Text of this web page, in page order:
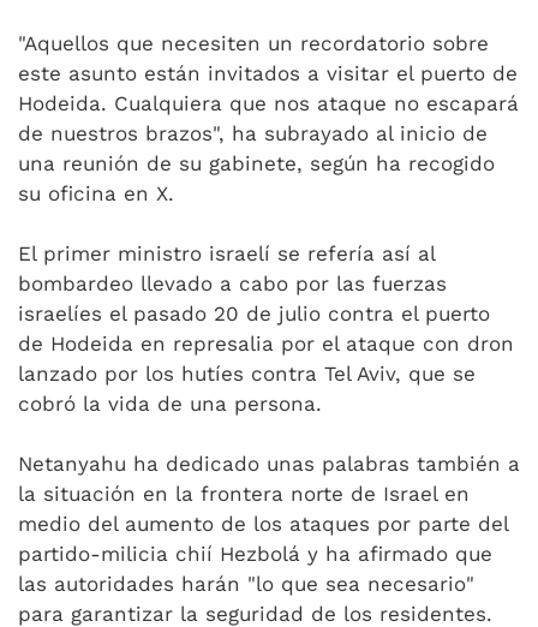
"Aquellos que necesiten un recordatorio sobre
este asunto están invitados a visitar el puerto de
Hodeida. Cualquiera que nos ataque no escapará
de nuestros brazos", ha subrayado al inicio de
una reunión de su gabinete, según ha recogido
su oficina en X.
El primer ministro israelí se refería así al
bombardeo llevado a cabo por las fuerzas
israelíes el pasado 20 de julio contra el puerto
de Hodeida en represalia por el ataque con dron
lanzado por los hutíes contra Tel Aviv, que se
cobró la vida de una persona.
Netanyahu ha dedicado unas palabras también a
la situación en la frontera norte de Israel en
medio del aumento de los ataques por parte del
partido-milicia chií Hezbolá y ha afirmado que
las autoridades harán "lo que sea necesario"
para garantizar la seguridad de los residentes.